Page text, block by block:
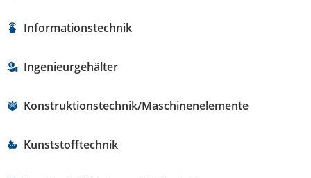
Informationstechnik
Ingenieurgehälter
Konstruktionstechnik/Maschinenelemente
Kunststofftechnik